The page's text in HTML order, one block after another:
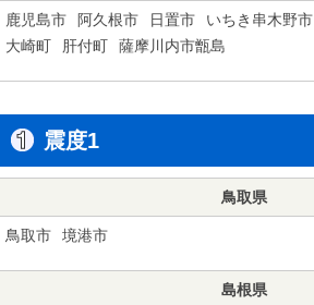
鹿児島市 阿久根市 日置市 いちき串木野市
大崎町
肝付町 薩摩川内市甑島
震度1
鳥取県
鳥取市 境港市
島根県